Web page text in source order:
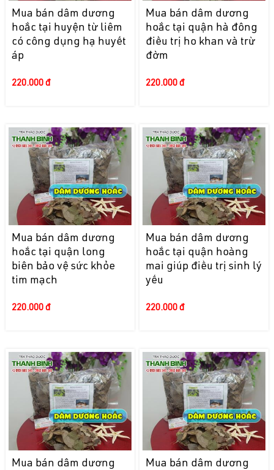
Mua bán dâm dương
hoắc tại huyện từ liêm
có công dụng hạ huyết
áp
220.000 đ
Mua bán dâm dương
hoắc tại quận hà đông
điều trị ho khan và trừ
đờm
220.000 đ
Mua bán dâm dương
hoắc tại quận long
biên bảo vệ sức khỏe
tim mạch
220.000 đ
Mua bán dâm dương
hoắc tại quận hoàng
mai giúp điều trị sinh lý
yếu
220.000 đ
Mua bán dâm dương
Mua bán dâm dương